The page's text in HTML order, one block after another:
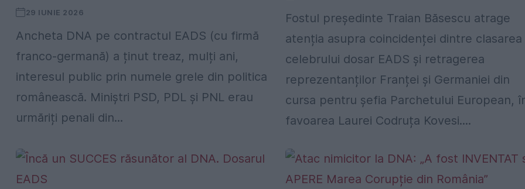
29 IUNIE 2026
Ancheta DNA pe contractul EADS (cu firmă
franco-germană) a ținut treaz, mulți ani,
interesul public prin numele grele din politica
românească. Miniștri PSD, PDL și PNL erau
urmăriți penali din...
Fostul președinte Traian Băsescu atrage
atenția asupra coincidenței dintre clasarea
celebrului dosar EADS și retragerea
reprezentanților Franței și Germaniei din
cursa pentru șefia Parchetului European,
favoarea Laurei Codruța Kovesi....